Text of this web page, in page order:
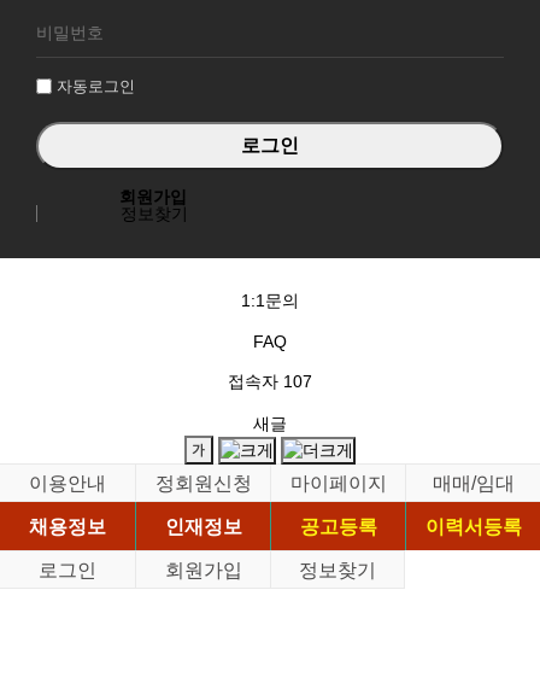
그
자동로그인
회원가입
정보찾기
1:1문의
FAQ
접속자 107
새글
이용안내 정회원신청 마이페이지
매매/임대
채용정보
인재정보 공고등록
이력서등록
로그인
회원가입 정보찾기